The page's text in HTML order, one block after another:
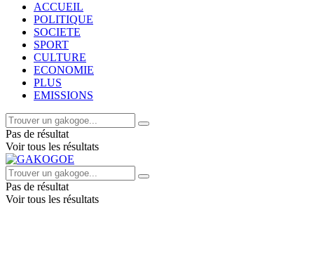
ACCUEIL
POLITIQUE
SOCIETE
SPORT
CULTURE
ECONOMIE
PLUS
EMISSIONS
Pas de résultat
Voir tous les résultats
Pas de résultat
Voir tous les résultats